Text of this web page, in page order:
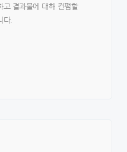
고 결과물에 대해 컨펌할
다.